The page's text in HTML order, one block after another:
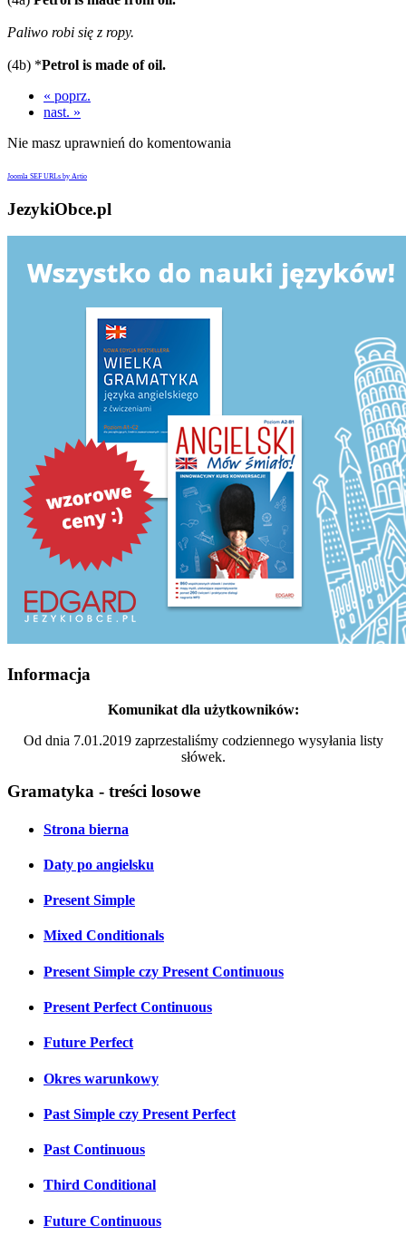
Paliwo robi się z ropy.
(4b) *Petrol is made of oil.
« poprz.
nast. »
Nie masz uprawnień do komentowania
Joomla SEF URLs by Artio
JezykiObce.pl
Informacja
Komunikat dla użytkowników:
Od dnia 7.01.2019 zaprzestaliśmy codziennego wysyłania listy
słówek.
Gramatyka - treści losowe
Strona bierna
Daty po angielsku
Present Simple
Mixed Conditionals
Present Simple czy Present Continuous
Present Perfect Continuous
Future Perfect
Okres warunkowy
Past Simple czy Present Perfect
Past Continuous
Third Conditional
Future Continuous